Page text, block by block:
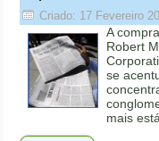
Criado: 17 Fevereiro
A
Robert
se
mais